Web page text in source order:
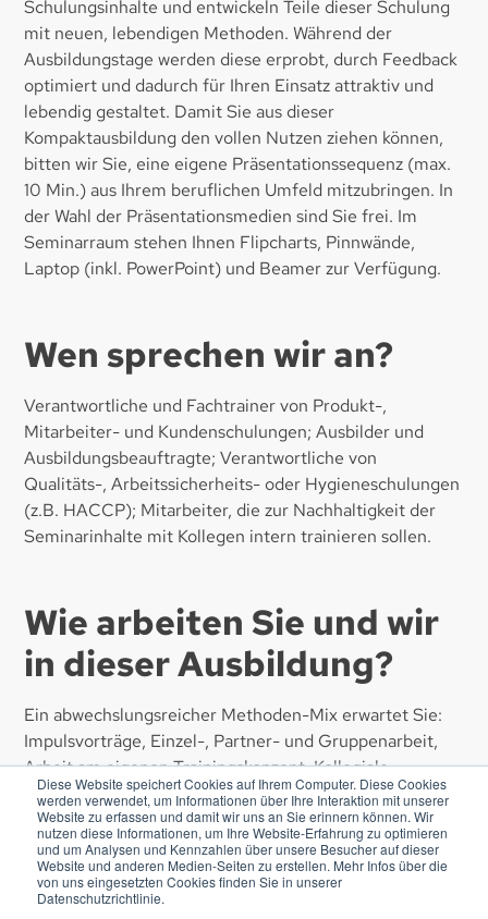
Diese Website speichert Cookies auf Ihrem Computer. Diese Cookies
werden verwendet, um Informationen über Ihre Interaktion mit unserer
Website zu erfassen und damit wir uns an Sie erinnern können. Wir
nutzen diese Informationen, um Ihre Website-Erfahrung zu optimieren
und um Analysen und Kennzahlen über unsere Besucher auf dieser
Website und anderen Medien-Seiten zu erstellen. Mehr Infos über die
von uns eingesetzten Cookies finden Sie in unserer
Datenschutzrichtlinie.
Schulungsinhalte und entwickeln Teile dieser Schulung
mit neuen, lebendigen Methoden. Während der
Ausbildungstage werden diese erprobt, durch Feedback
optimiert und dadurch für Ihren Einsatz attraktiv und
lebendig gestaltet. Damit Sie aus dieser
Kompaktausbildung den vollen Nutzen ziehen können,
bitten wir Sie, eine eigene Präsentationssequenz (max.
10 Min.) aus Ihrem beruflichen Umfeld mitzubringen. In
der Wahl der Präsentationsmedien sind Sie frei. Im
Seminarraum stehen Ihnen Flipcharts, Pinnwände,
Laptop (inkl. PowerPoint) und Beamer zur Verfügung.
Wen sprechen wir an?
Verantwortliche und Fachtrainer von Produkt-,
Mitarbeiter- und Kundenschulungen; Ausbilder und
Ausbildungsbeauftragte; Verantwortliche von
Qualitäts-, Arbeitssicherheits- oder Hygieneschulungen
(z.B. HACCP); Mitarbeiter, die zur Nachhaltigkeit der
Seminarinhalte mit Kollegen intern trainieren sollen.
Wie arbeiten Sie und wir
in dieser Ausbildung?
Ein abwechslungsreicher Methoden-Mix erwartet Sie:
Impulsvorträge, Einzel-, Partner- und Gruppenarbeit,
Arbeit am eigenen Trainingskonzept, Kollegiale
Beratung, praktische Übungen, kurze
Trainingssequenzen mit anschließender
Selbstreflektion, Simulationsübungen, videobasiertes
Feedback.